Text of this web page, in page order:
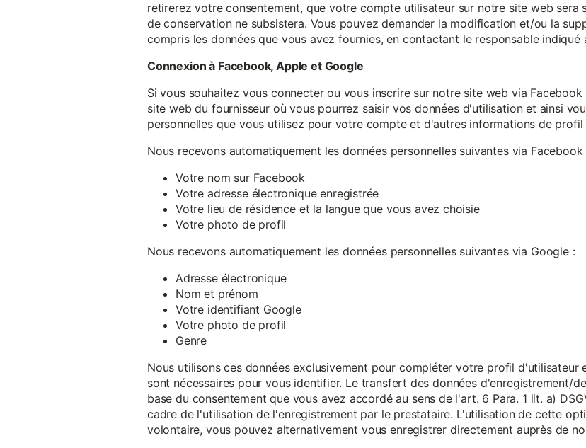
retirerez votre consentement, que votre compte utilisateur sur notre site web sera
de conservation ne subsistera. Vous pouvez demander la modification et/ou la
compris les données que vous avez fournies, en contactant le responsable indiqué
Connexion à Facebook, Apple et Google
Si vous souhaitez vous connecter ou vous inscrire sur notre site web via
site web du fournisseur où vous pourrez saisir vos données d'utilisation et ainsi
personnelles que vous utilisez pour votre compte et d'autres informations de profil
Nous recevons automatiquement les données personnelles suivantes via Facebook
Votre nom sur Facebook
Votre adresse électronique enregistrée
Votre lieu de résidence et la langue que vous avez choisie
Votre photo de profil
Nous recevons automatiquement les données personnelles suivantes via Google :
Adresse électronique
Nom et prénom
Votre identifiant Google
Votre photo de profil
Genre
Nous utilisons ces données exclusivement pour compléter votre profil d'utilisateur
sont nécessaires pour vous identifier. Le transfert des données d'enregistrement/
base du consentement que vous avez accordé au sens de l'art. 6 Para. 1 lit. a)
cadre de l'utilisation de l'enregistrement par le prestataire. L'utilisation de cette
volontaire, vous pouvez alternativement vous enregistrer directement auprès de